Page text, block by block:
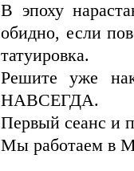
В эпоху
обидно, если
татуировка.
Решите уже
НАВСЕГДА.
Первый сеанс и
Мы работаем в